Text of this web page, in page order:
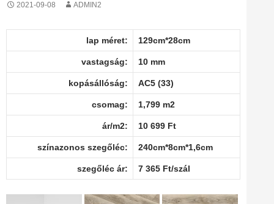
2021-09-08 ADMIN2
lap méret: 129cm*28cm
vastagság: 10 mm
kopásállóság: AC5 (33)
csomag: 1,799 m2
ár/m2: 10 699 Ft
színazonos szegőléc: 240cm*8cm*1,6cm
szegőléc ár: 7 365 Ft/szál